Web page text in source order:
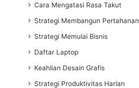
Cara Mengatasi Rasa Takut
Strategi Membangun Pertahanan
Strategi Memulai Bisnis
Daftar Laptop
Keahlian Desain Grafis
Strategi Produktivitas Harian